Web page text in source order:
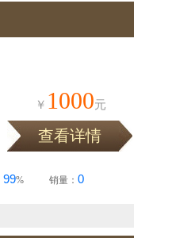
￥ 1000元
查看详情
99% 销量：0